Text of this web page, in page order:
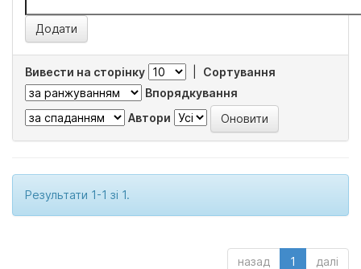
Вивести на сторінку
Сортування
Впорядкування
Автори
Результати 1-1 зі 1.
назад 1 далі